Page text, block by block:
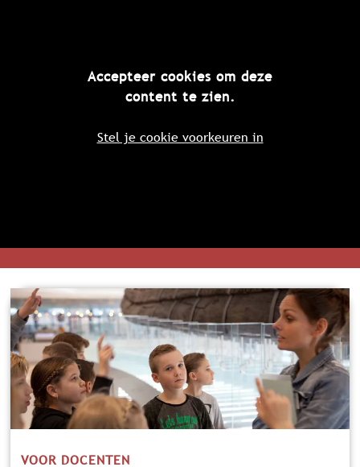
Accepteer cookies om deze
content te zien.
Stel je cookie voorkeuren in
VOOR DOCENTEN
V
O
O
R
D